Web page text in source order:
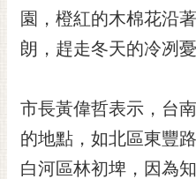
黃
偉
哲
光
花
泉
園，橙紅的木棉花沿
朗，趕走冬天的冷冽憂
市長黃偉哲表示，台
的地點，如北區東豐
白河區林初埤，因為